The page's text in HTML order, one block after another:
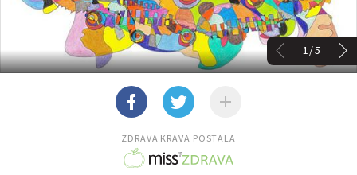
1/5
ZDRAVA KRAVA POSTALA